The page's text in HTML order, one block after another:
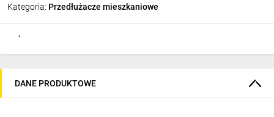
Kategoria: Przedłużacze mieszkaniowe
DANE PRODUKTOWE